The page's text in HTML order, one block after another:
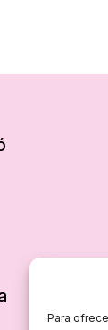
Para